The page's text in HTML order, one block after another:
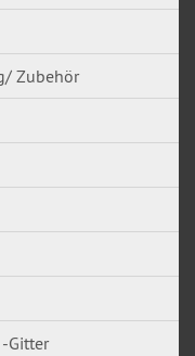
Zubehör
Gitter